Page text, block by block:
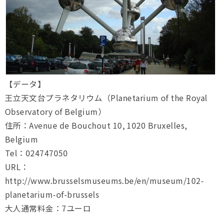
【データ】
王立天文台プラネタリウム（Planetarium of the Royal
Observatory of Belgium）
住所：Avenue de Bouchout 10, 1020 Bruxelles,
Belgium
Tel：024747050
URL：
http://www.brusselsmuseums.be/en/museum/102-
planetarium-of-brussels
大人通常料金：7ユーロ